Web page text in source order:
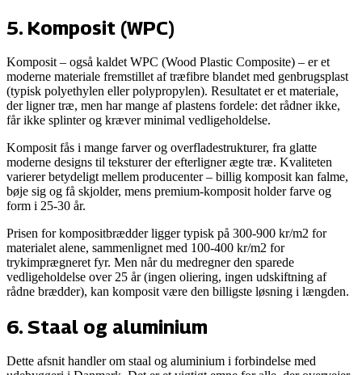
5. Komposit (WPC)
Komposit – også kaldet WPC (Wood Plastic Composite) – er et
moderne materiale fremstillet af træfibre blandet med genbrugsplast
(typisk polyethylen eller polypropylen). Resultatet er et materiale,
der ligner træ, men har mange af plastens fordele: det rådner ikke,
får ikke splinter og kræver minimal vedligeholdelse.
Komposit fås i mange farver og overfladestrukturer, fra glatte
moderne designs til teksturer der efterligner ægte træ. Kvaliteten
varierer betydeligt mellem producenter – billig komposit kan falme,
bøje sig og få skjolder, mens premium-komposit holder farve og
form i 25-30 år.
Prisen for kompositbrædder ligger typisk på 300-900 kr/m2 for
materialet alene, sammenlignet med 100-400 kr/m2 for
trykimprægneret fyr. Men når du medregner den sparede
vedligeholdelse over 25 år (ingen oliering, ingen udskiftning af
rådne brædder), kan komposit være den billigste løsning i længden.
6. Staal og aluminium
Dette afsnit handler om staal og aluminium i forbindelse med